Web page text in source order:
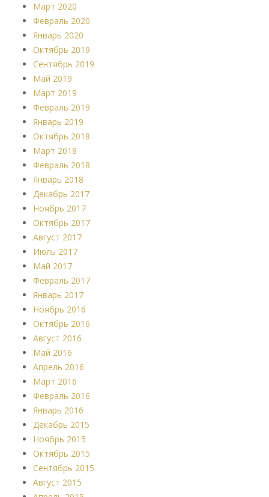
Март 2020
Февраль 2020
Январь 2020
Октябрь 2019
Сентябрь 2019
Май 2019
Март 2019
Февраль 2019
Январь 2019
Октябрь 2018
Март 2018
Февраль 2018
Январь 2018
Декабрь 2017
Ноябрь 2017
Октябрь 2017
Август 2017
Июль 2017
Май 2017
Февраль 2017
Январь 2017
Ноябрь 2016
Октябрь 2016
Август 2016
Май 2016
Апрель 2016
Март 2016
Февраль 2016
Январь 2016
Декабрь 2015
Ноябрь 2015
Октябрь 2015
Сентябрь 2015
Август 2015